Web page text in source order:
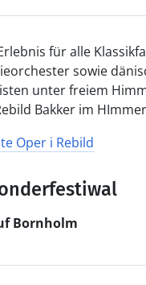
für alle
sowie
unter freiem
Bakker im
Oper i Rebild
Bornholm